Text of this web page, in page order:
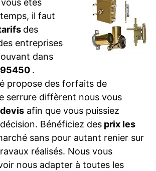
êtes
il faut
des
entreprises
dans
95450 .
propose des forfaits de
serrure diffèrent nous vous
afin que vous puissiez
Bénéficiez des prix les
sans pour autant renier sur
réalisés. Nous vous
nous adapter à toutes les